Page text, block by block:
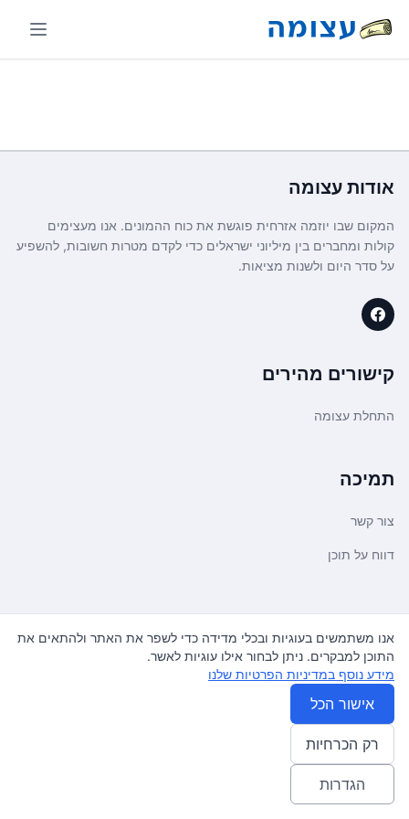
אודות עצומה
המקום שבו יוזמה אזרחית פוגשת את כוח ההמונים. אנו מעצימים
קולות ומחברים בין מיליוני ישראלים כדי לקדם מטרות חשובות, להשפיע
על סדר היום ולשנות מציאות.
קישורים מהירים
התחלת עצומה
תמיכה
צור קשר
דווח על תוכן
משפטי ועדכונים
מדיניות פרטיות
תנאי שימוש
© 2026 עצומה. כל הזכויות שמורות.
אנו משתמשים בעוגיות ובכלי מדידה כדי לשפר את האתר ולהתאים את
התוכן למבקרים. ניתן לבחור אילו עוגיות לאשר.
מידע נוסף במדיניות הפרטיות שלנו
אישור הכל
רק הכרחיות
הגדרות